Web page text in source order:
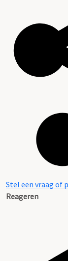
Stel een vraag of
Reageren